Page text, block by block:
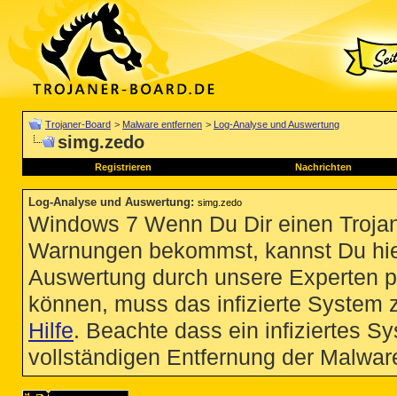
Trojaner-Board > Malware entfernen > Log-Analyse und Auswertung
simg.zedo
Registrieren Nachrichten
Log-Analyse und Auswertung: simg.zedo
Windows 7 Wenn Du Dir einen
Warnungen bekommst, kannst Du
Auswertung durch unsere Experten
können, muss das infizierte System
Hilfe. Beachte dass ein infiziertes
vollständigen Entfernung der